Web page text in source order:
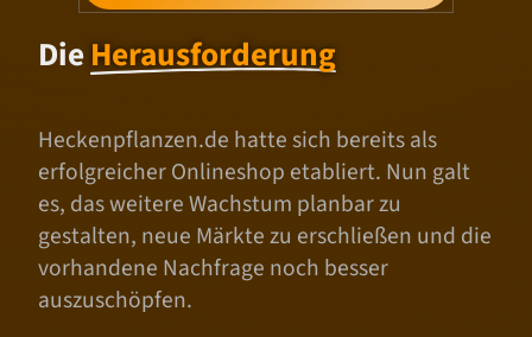
DieHerausforderung
Heckenpflanzen.de hatte sich bereits als
erfolgreicher Onlineshop etabliert. Nun galt
es, das weitere Wachstum planbar zu
gestalten, neue Märkte zu erschließen und die
vorhandene Nachfrage noch besser
auszuschöpfen.